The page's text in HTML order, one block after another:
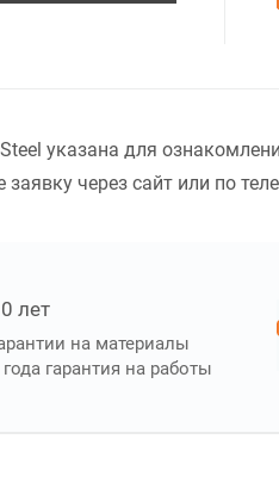
указана для
через сайт или по
лет
на материалы
года гарантия на работы